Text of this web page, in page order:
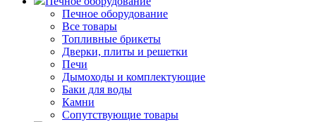
Печное оборудование
Все товары
Топливные брикеты
Дверки, плиты и решетки
Печи
Дымоходы и комплектующие
Баки для воды
Камни
Сопутствующие товары